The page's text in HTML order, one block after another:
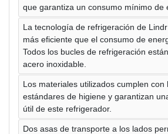
que garantiza un consumo mínimo de
La tecnología de refrigeración de
más eficiente que el consumo de
Todos los bucles de refrigeración
acero inoxidable.
Los materiales utilizados cumplen con
estándares de higiene y garantizan
útil de este refrigerador.
Dos asas de transporte a los lados